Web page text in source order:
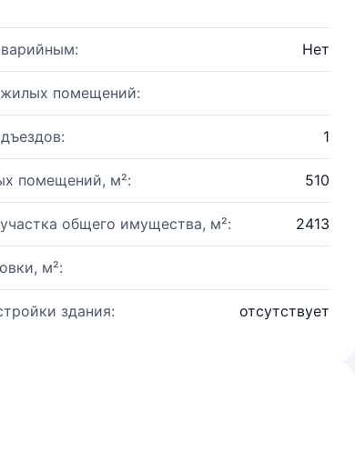
Нет
помещений:
1
помещений, м²: 510
общего имущества, м²: 2413
м²:
здания: отсутствует